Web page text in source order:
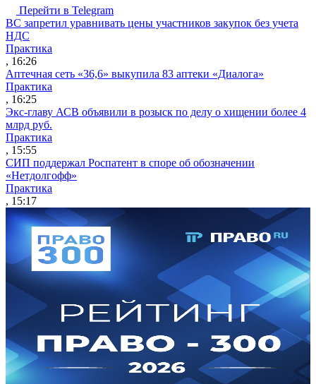
Перейти в Telegram
ВС запретил уравнивать цены участников закупок без учета
НДС
Практика
, 16:26
Аптечная сеть «36,6» выкупила 83 аптеки «Диалога»
Практика
, 16:25
Экс-главу АСВ объявили в розыск по делу о хищении более 4
млрд руб.
Практика
, 15:55
СИП поддержал Роспатент в споре об обозначении
«Нетдолгофф»
Практика
, 15:17